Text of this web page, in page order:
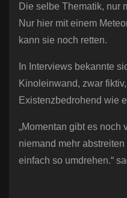
Die selbe Thematik, nur
Nur hier mit einem
kann sie noch retten.
In Interviews bekannte
Kinoleinwand, zwar
Existenzbedrohend wie
„Momentan gibt es
niemand mehr
einfach so umdrehen.“